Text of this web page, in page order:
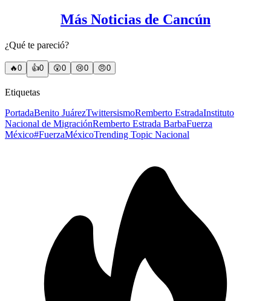
Más Noticias de Cancún
¿Qué te pareció?
🔥0 👍0 😲0 😢0 😠0
Etiquetas
PortadaBenito JuárezTwittersismoRemberto EstradaInstituto
Nacional de MigraciónRemberto Estrada BarbaFuerza
México#FuerzaMéxicoTrending Topic Nacional